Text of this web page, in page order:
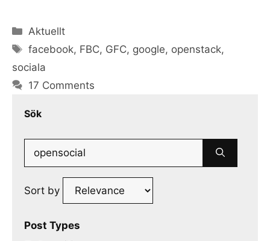
Categories
Aktuellt
Tags
facebook, FBC, GFC, google, openstack,
sociala
17 Comments
Sök
Sort by
Post Types